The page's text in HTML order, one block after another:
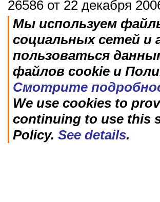
26586 от 22 декабря
Мы используем
социальных сетей и
пользоваться
файлов cookie и
Смотрите
We use cookies to
continuing to use this
Policy. See details.